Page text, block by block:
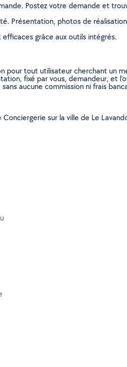
Postez votre demande et
Présentation, photos de
grâce aux outils intégrés.
tout utilisateur cherchant un
fixé par vous, demandeur, et
aucune commission ni frais
sur la ville de Le